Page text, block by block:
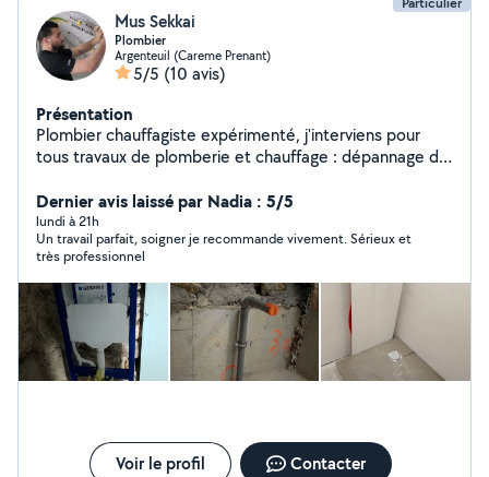
Mus Sekkai
Plombier
Argenteuil (Careme Prenant)
5/5 (10 avis)
Présentation
Plombier chauffagiste expérimenté, j'interviens pour
tous travaux de plomberie et chauffage : dépannage de
installation WC suspendu, chauffe-eau, ballon d'eau
chaude, radiateurs, réseaux PER et cuivre, rénovation
salle de bain et entretien chauffage Travail soigné, devis
gratuit et conseils personnalisés.
Dernier avis laissé par Nadia : 5/5
lundi à 21h
Un travail parfait, soigner je recommande vivement. Sérieux et
très professionnel
Voir le profil Contacter